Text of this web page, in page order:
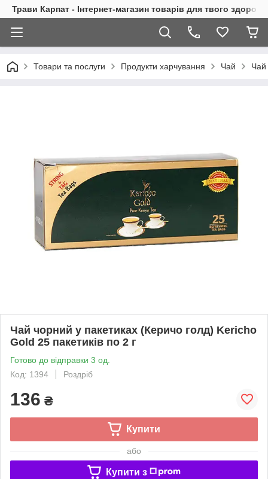
Трави Карпат - Інтернет-магазин товарів для твого
Товари та послуги Продукти харчування Чай Чай
Чай чорний у пакетиках (Керичо голд) Kericho
Gold 25 пакетиків по 2 г
Готово до відправки 3 од.
Код: 1394
Роздріб
136 ₴
Купити
або
Купити з